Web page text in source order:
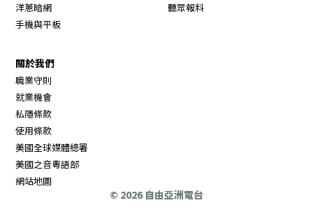
洋蔥暗網
手機與平板
聽眾報料
關於我們
職業守則
就業機會
私隱條款
使用條款
美國全球媒體總署
美國之音粵語部
網站地圖
© 2026 自由亞洲電台